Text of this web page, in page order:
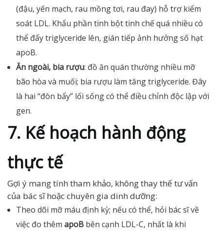
(đậu, yến mạch, rau mồng tơi, rau đay) hỗ trợ kiểm
soát LDL. Khẩu phần tinh bột tinh chế quá nhiều có
thể đẩy triglyceride lên, gián tiếp ảnh hưởng số hạt
apoB.
Ăn ngoài, bia rượu: đồ ăn quán thường nhiều mỡ
bão hòa và muối; bia rượu làm tăng triglyceride. Đây
là hai “đòn bẩy” lối sống có thể điều chỉnh độc lập với
gen.
7. Kế hoạch hành động
thực tế
Gợi ý mang tính tham khảo, không thay thế tư vấn
của bác sĩ hoặc chuyên gia dinh dưỡng:
Theo dõi mỡ máu định kỳ; nếu có thể, hỏi bác sĩ về
việc đo thêm apoB bên cạnh LDL-C, nhất là khi